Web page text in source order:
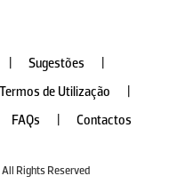
Sugestões
Termos de Utilização
FAQs Contactos
Rights Reserved